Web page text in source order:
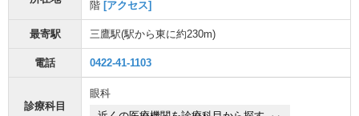
階 [アクセス]
最寄駅 三鷹駅(駅から東に約230m)
電話 0422-41-1103
診療科目
眼科